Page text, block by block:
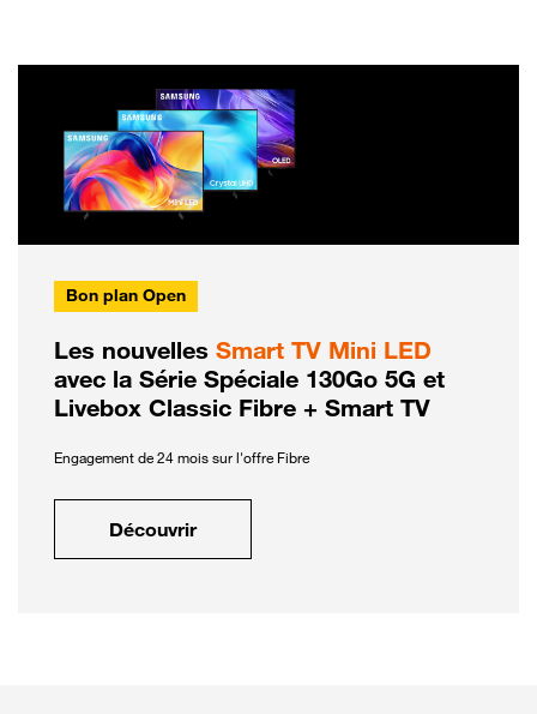
Bon plan Open
Les nouvelles Smart TV Mini LED
avec la Série Spéciale 130Go 5G et
Livebox Classic Fibre + Smart TV
Engagement de 24 mois sur l'offre Fibre
Découvrir